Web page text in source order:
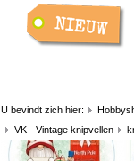
U bevindt zich hier:
VK - Vintage knipvellen